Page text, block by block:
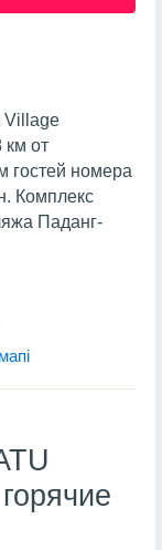
Village
км от
гостей номера
Комплекс
Паданг-